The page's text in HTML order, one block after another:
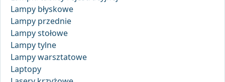
Lampy błyskowe
Lampy przednie
Lampy stołowe
Lampy tylne
Lampy warsztatowe
Laptopy